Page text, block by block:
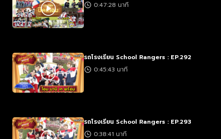
0:47:28 นาที
รถโรงเรียน School Rangers : EP.292
0:45:43 นาที
รถโรงเรียน School Rangers : EP.293
0:38:41 นาที